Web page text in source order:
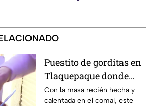
Puestito de gorditas en
Tlaquepaque donde
una nunca es suficiente
Con la masa recién hecha y
calentada en el comal, este